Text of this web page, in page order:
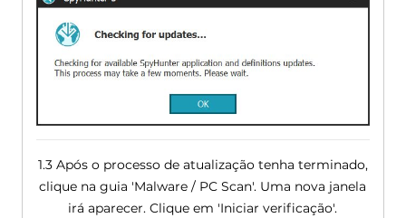
1.3 Após o processo de atualização tenha terminado,
clique na guia 'Malware / PC Scan'. Uma nova janela
irá aparecer. Clique em 'Iniciar verificação'.